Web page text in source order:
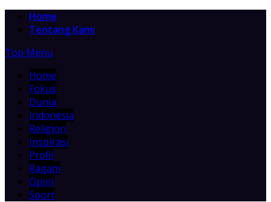
Home
Tentang Kami
Top Menu
Home
Fokus
Dunia
Indonesia
Religion
Inspirasi
Profil
Ragam
Opini
Sport